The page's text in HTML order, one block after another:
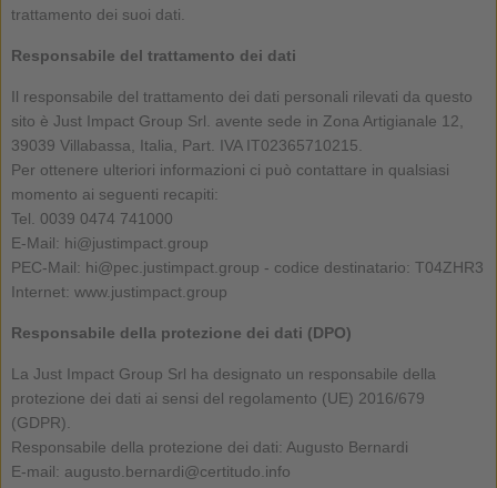
trattamento dei suoi dati.
Responsabile del trattamento dei dati
Il responsabile del trattamento dei dati personali rilevati da questo
sito è Just Impact Group Srl. avente sede in Zona Artigianale 12,
39039 Villabassa, Italia, Part. IVA IT02365710215.
Per ottenere ulteriori informazioni ci può contattare in qualsiasi
momento ai seguenti recapiti:
Tel. 0039 0474 741000
E-Mail: hi@justimpact.group
PEC-Mail: hi@pec.justimpact.group - codice destinatario: T04ZHR3
Internet: www.justimpact.group
Responsabile della protezione dei dati (DPO)
La Just Impact Group Srl ha designato un responsabile della
protezione dei dati ai sensi del regolamento (UE) 2016/679
(GDPR).
Responsabile della protezione dei dati: Augusto Bernardi
E-mail: augusto.bernardi@certitudo.info